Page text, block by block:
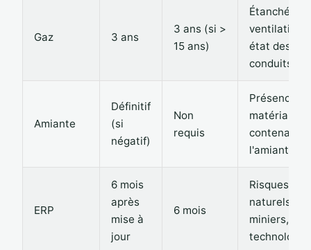
Gaz 3 ans
3 ans (si >
15 ans)
Étanchéité,
ventilation,
état des
conduits
Amiante
Définitif
(si
négatif)
Non
requis
Présence de
matériaux
contenant
l'amiante
ERP
6 mois
après
mise à
jour
6 mois
Risques
naturels,
miniers,